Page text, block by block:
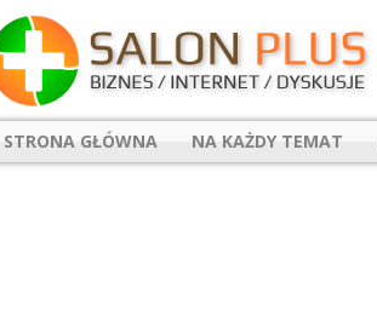
STRONA GŁÓWNA NA KAŻDY TEMAT